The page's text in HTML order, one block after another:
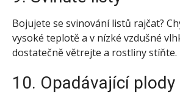
Bojujete se svinování listů rajčat?
vysoké teplotě a v nízké vzdušné
dostatečně větrejte a rostliny stíňte.
10. Opadávající plody